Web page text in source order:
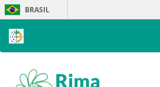
Skip
navigation
BRASIL